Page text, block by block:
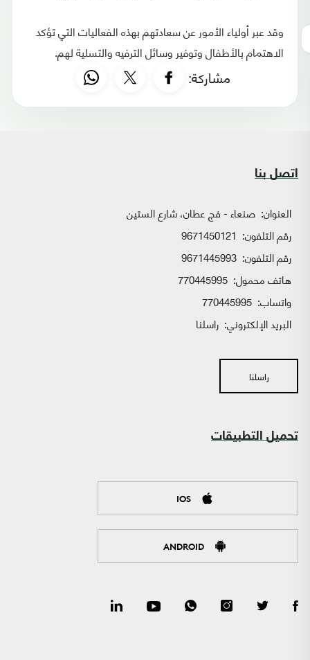
وقد عبر أولياء الأمور عن سعادتهم بهذه الفعاليات التي تؤكد
الاهتمام بالأطفال وتوفير وسائل الترفيه والتسلية لهم.
مشاركة:
اتصل بنا
العنوان: صنعاء - فج عطان، شارع الستين
رقم التلفون: 9671450121
رقم التلفون: 9671445993
هاتف محمول: 770445995
واتساب:
البريد الإلكتروني: راسلنا
راسلنا
تحميل التطبيقات
IOS
ANDROID